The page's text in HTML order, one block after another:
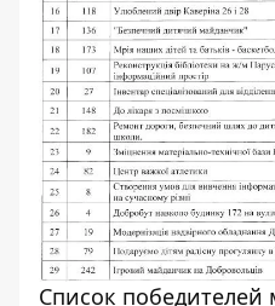
Список победителей